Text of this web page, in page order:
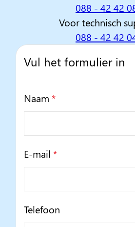
088 - 42 42
Voor technisch
088 - 42 42
Vul het formulier in
Naam *
E-mail *
Telefoon